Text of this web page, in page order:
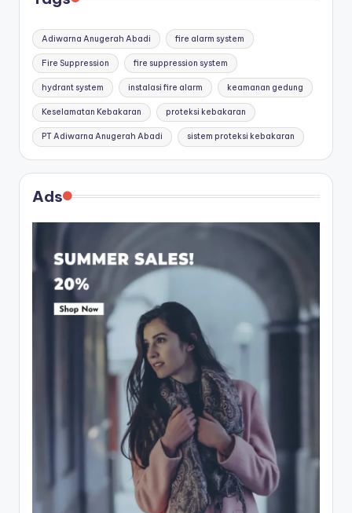
Adiwarna Anugerah Abadi fire alarm system
Fire Suppression fire suppression system
hydrant system instalasi fire alarm keamanan gedung
Keselamatan Kebakaran proteksi kebakaran
PT Adiwarna Anugerah Abadi sistem proteksi kebakaran
Ads